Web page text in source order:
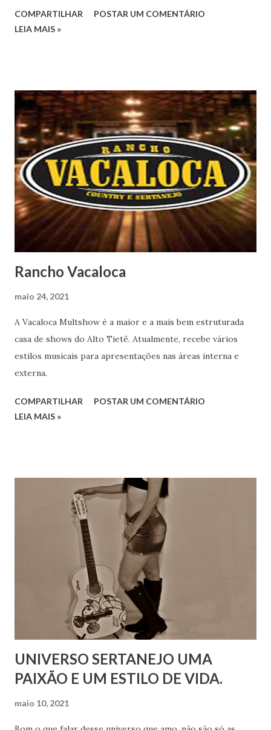
COMPARTILHAR
POSTAR UM COMENTÁRIO
LEIA MAIS »
Rancho Vacaloca
maio 24, 2021
A Vacaloca Multshow é a maior e a mais bem estruturada
casa de shows do Alto Tietê. Atualmente, recebe vários
estilos musicais para apresentações nas áreas interna e
externa.
COMPARTILHAR
POSTAR UM COMENTÁRIO
LEIA MAIS »
UNIVERSO SERTANEJO UMA
PAIXÃO E UM ESTILO DE VIDA.
maio 10, 2021